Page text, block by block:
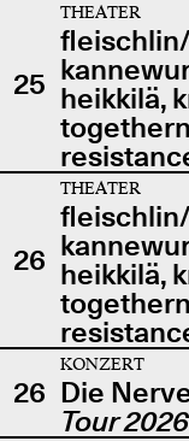
25
THEATER
heikkilä,
26
THEATER
heikkilä,
26
KONZERT
Die
Tour 2026